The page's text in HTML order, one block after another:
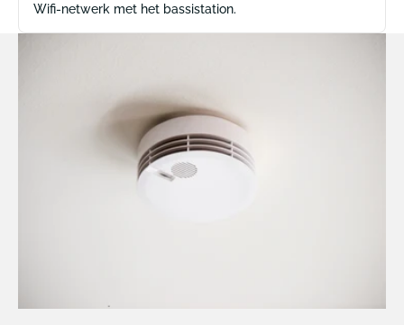
Wifi-netwerk met het bassistation.